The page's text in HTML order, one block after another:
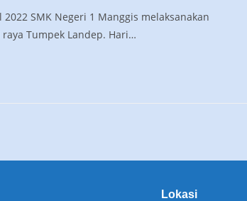
SMK Negeri 1 Manggis melaksanakan
Tumpek Landep. Hari…
Lokasi